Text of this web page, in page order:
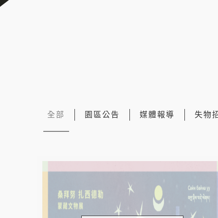
全部 園區公告 媒體報導 失物